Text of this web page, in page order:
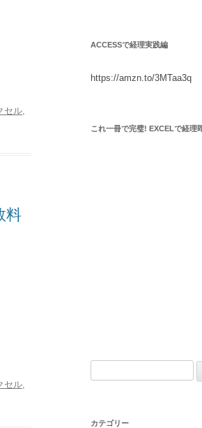
セル,
料
セル,
ACCESSで経理実践編
https://amzn.to/3MTaa3q
これ一冊で完璧! EXCELで経理
カテゴリー